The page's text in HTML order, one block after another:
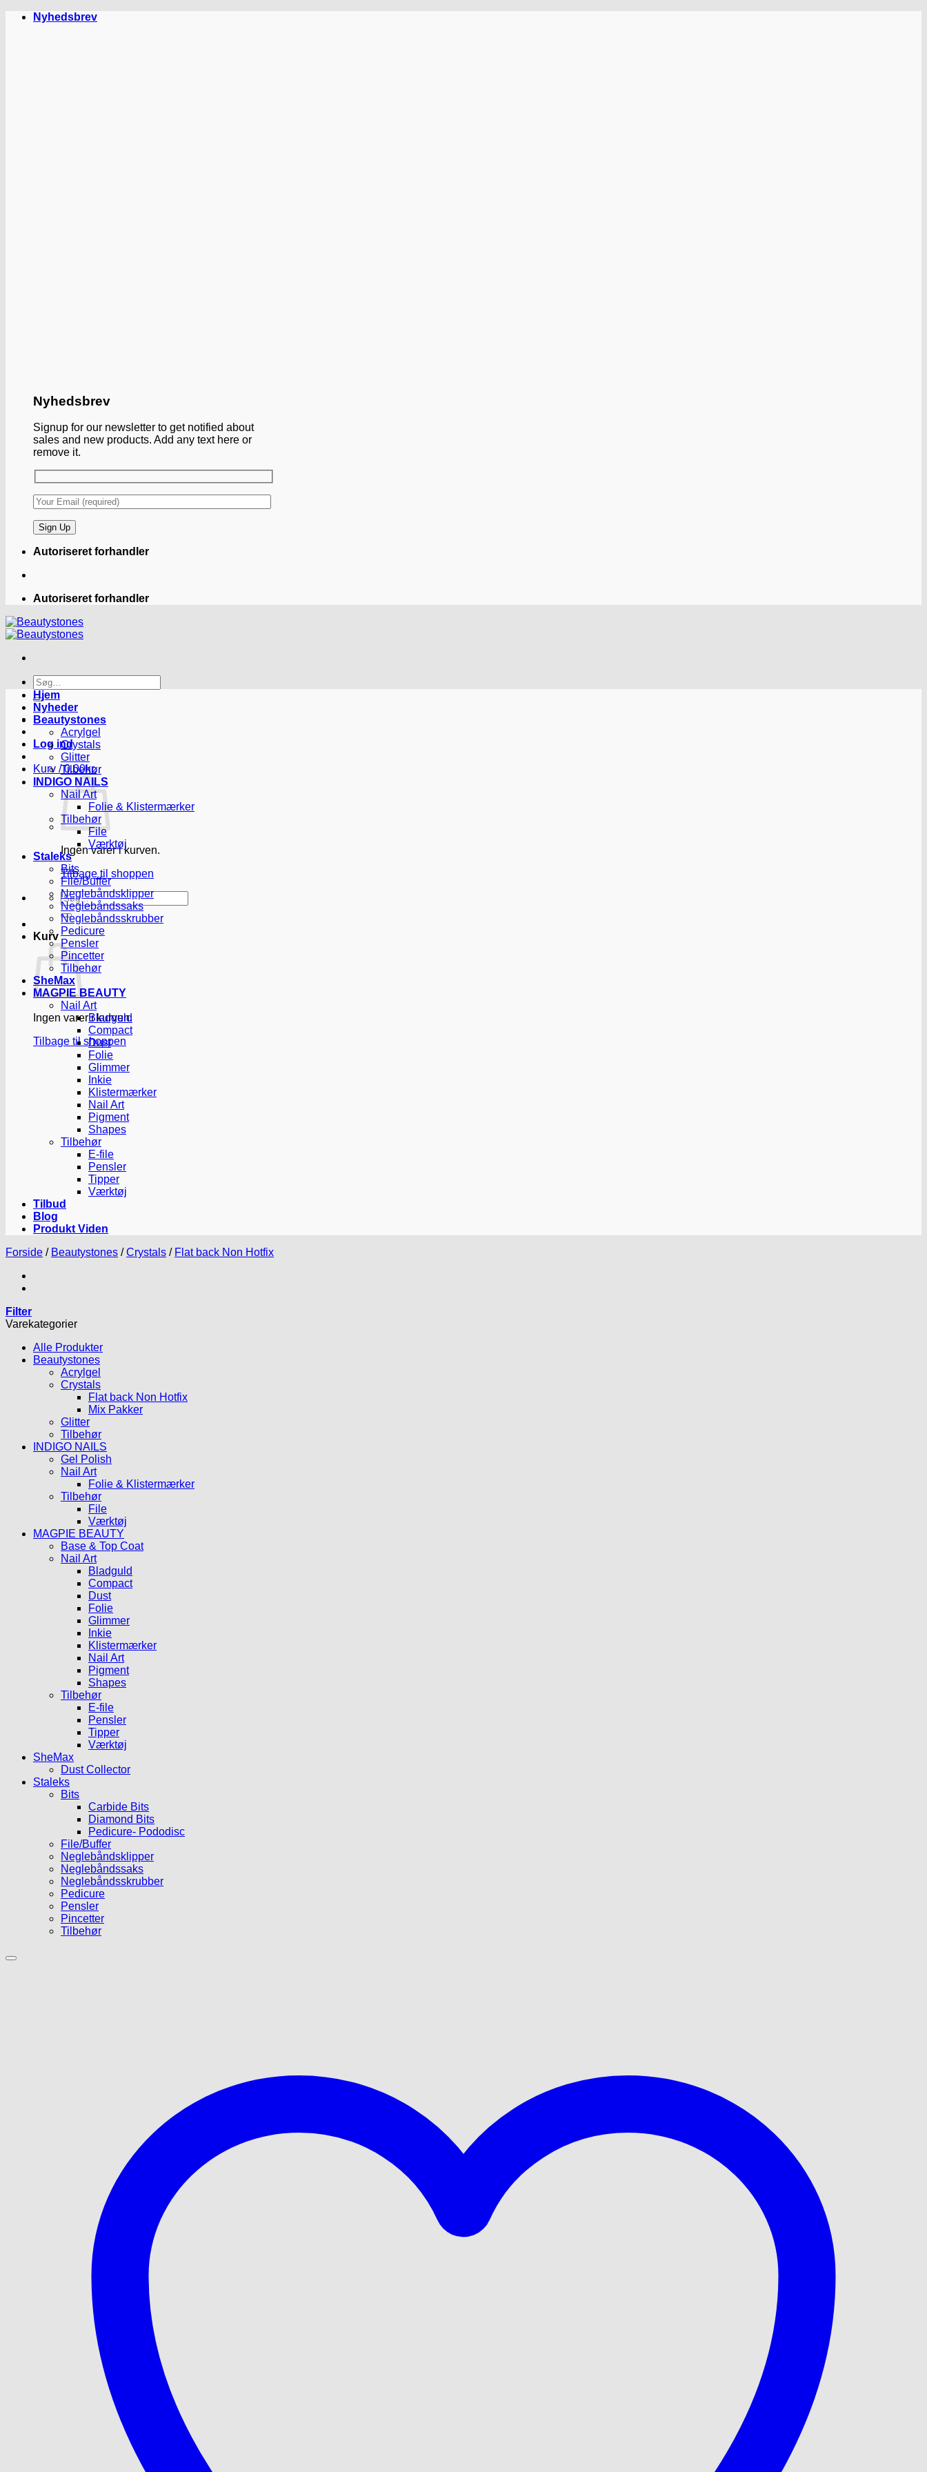
FortsætNyhedsbrev
Nyhedsbrev
Signup for our newsletter to get notified about
sales and new products. Add any text here or
remove it.
Autoriseret forhandler
Autoriseret forhandler
Søg
efter:
Log ind
Kurv /0.00kr.
Ingen varer i kurven.
Tilbage til shoppen
Søg
efter:
Kurv
Ingen varer i kurven.
Tilbage til shoppen
Hjem
Nyheder
Beautystones
Acrylgel
Crystals
Glitter
Tilbehør
INDIGO NAILS
Nail Art
Folie & Klistermærker
Tilbehør
File
Værktøj
Staleks
Bits
File/Buffer
Neglebåndsklipper
Neglebåndssaks
Neglebåndsskrubber
Pedicure
Pensler
Pincetter
Tilbehør
SheMax
MAGPIE BEAUTY
Nail Art
Bladguld
Compact
Dust
Folie
Glimmer
Inkie
Klistermærker
Nail Art
Pigment
Shapes
Tilbehør
E-file
Pensler
Tipper
Værktøj
Tilbud
Blog
Produkt Viden
Forside / Beautystones / Crystals / Flat back Non Hotfix
Filter
Varekategorier
Alle Produkter
Beautystones
Acrylgel
Crystals
Flat back Non Hotfix
Mix Pakker
Glitter
Tilbehør
INDIGO NAILS
Gel Polish
Nail Art
Folie & Klistermærker
Tilbehør
File
Værktøj
MAGPIE BEAUTY
Base & Top Coat
Nail Art
Bladguld
Compact
Dust
Folie
Glimmer
Inkie
Klistermærker
Nail Art
Pigment
Shapes
Tilbehør
E-file
Pensler
Tipper
Værktøj
SheMax
Dust Collector
Staleks
Bits
Carbide Bits
Diamond Bits
Pedicure- Pododisc
File/Buffer
Neglebåndsklipper
Neglebåndssaks
Neglebåndsskrubber
Pedicure
Pensler
Pincetter
Tilbehør